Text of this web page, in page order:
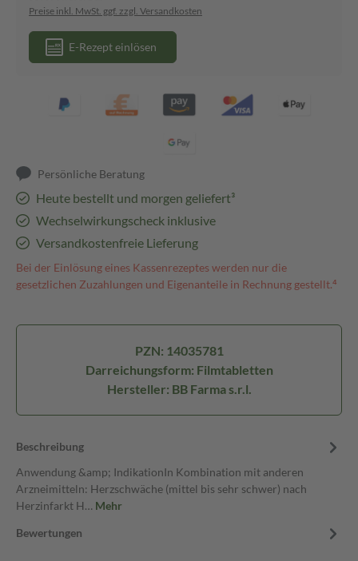
Preise inkl. MwSt. ggf. zzgl. Versandkosten
E-Rezept einlösen
Persönliche Beratung
Heute bestellt und morgen geliefert³
Wechselwirkungscheck inklusive
Versandkostenfreie Lieferung
Bei der Einlösung eines Kassenrezeptes werden nur die
gesetzlichen Zuzahlungen und Eigenanteile in Rechnung gestellt.⁴
PZN: 14035781
Darreichungsform: Filmtabletten
Hersteller: BB Farma s.r.l.
Beschreibung
Anwendung &amp; IndikationIn Kombination mit anderen
Arzneimitteln: Herzschwäche (mittel bis sehr schwer) nach
Herzinfarkt H… Mehr
Bewertungen